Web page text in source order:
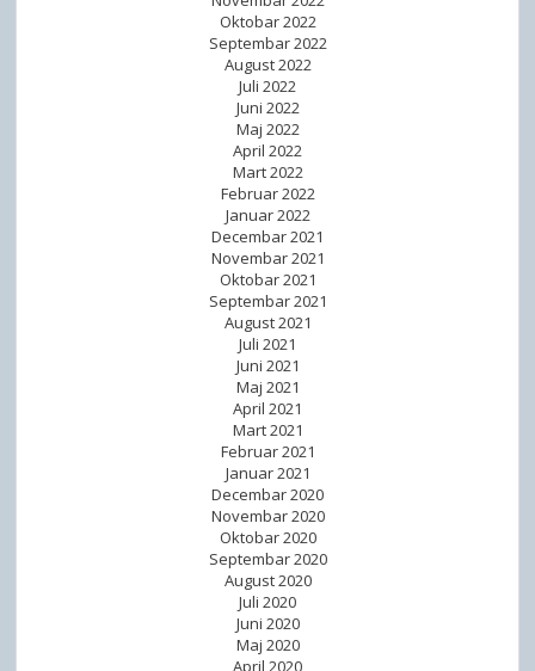
Oktobar 2022
Septembar 2022
August 2022
Juli 2022
Juni 2022
Maj 2022
April 2022
Mart 2022
Februar 2022
Januar 2022
Decembar 2021
Novembar 2021
Oktobar 2021
Septembar 2021
August 2021
Juli 2021
Juni 2021
Maj 2021
April 2021
Mart 2021
Februar 2021
Januar 2021
Decembar 2020
Novembar 2020
Oktobar 2020
Septembar 2020
August 2020
Juli 2020
Juni 2020
Maj 2020
April 2020